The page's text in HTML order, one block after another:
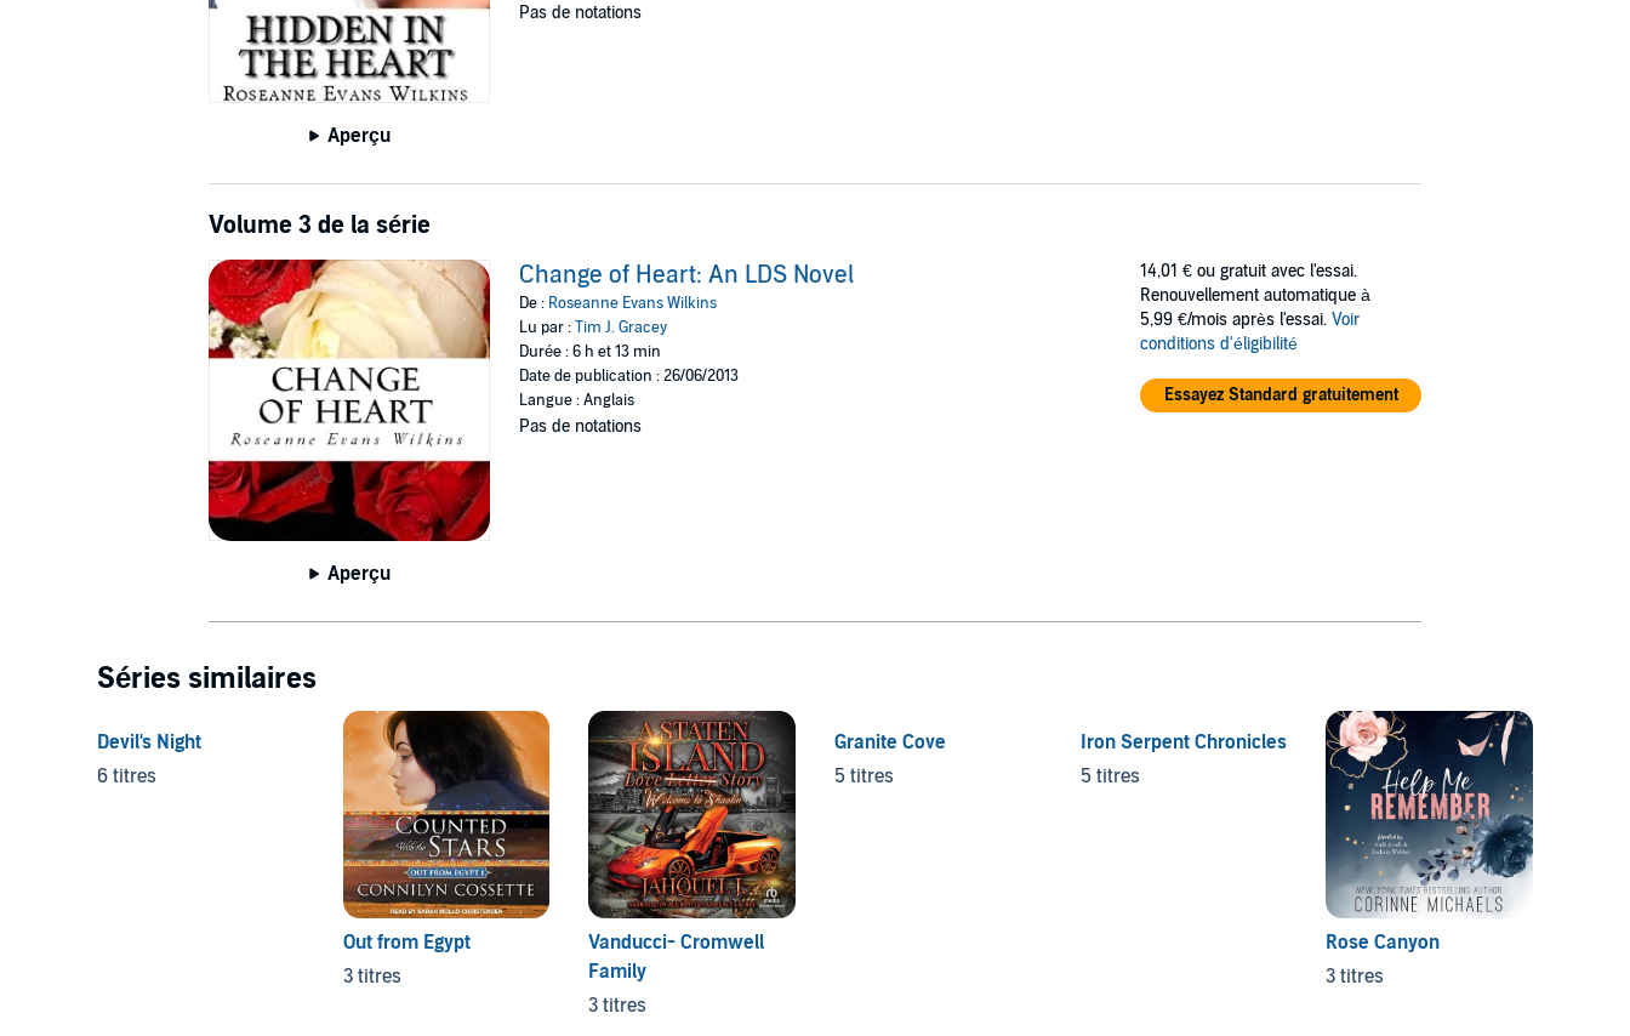
Aperçu
Pas de notations
Volume 3 de la série
Aperçu
Change of Heart: An LDS Novel
De : Roseanne Evans Wilkins
Lu par :Tim J. Gracey
Durée : 6 h et 13 min
Date de publication : 26/06/2013
Langue : Anglais
Pas de notations
14,01 € ou gratuit avec l'essai.
Renouvellement automatique à
5,99 €/mois après l'essai. Voir
conditions d'éligibilité
Essayez Standard gratuitement
Séries similaires
Devil's Night
6 titres
Out from Egypt
3 titres
Vanducci- Cromwell
Family
3 titres
Granite Cove
5 titres
Iron Serpent Chronicles
5 titres
Rose Canyon
3 titres